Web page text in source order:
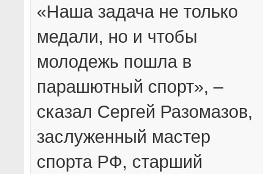
«Наша задача не только
медали, но и чтобы
молодежь пошла в
парашютный спорт», –
сказал Сергей Разомазов,
заслуженный мастер
спорта РФ, старший